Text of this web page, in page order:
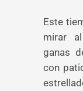
Este
mirar
ganas
con